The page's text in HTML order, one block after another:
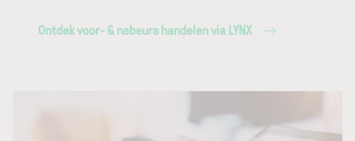
Ontdek voor- & nabeurs handelen via LYNX